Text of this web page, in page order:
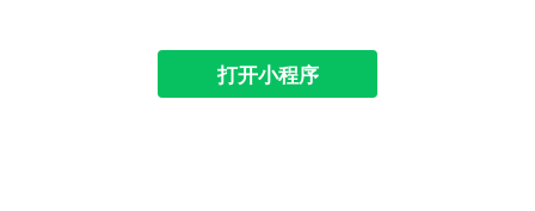
打开小程序